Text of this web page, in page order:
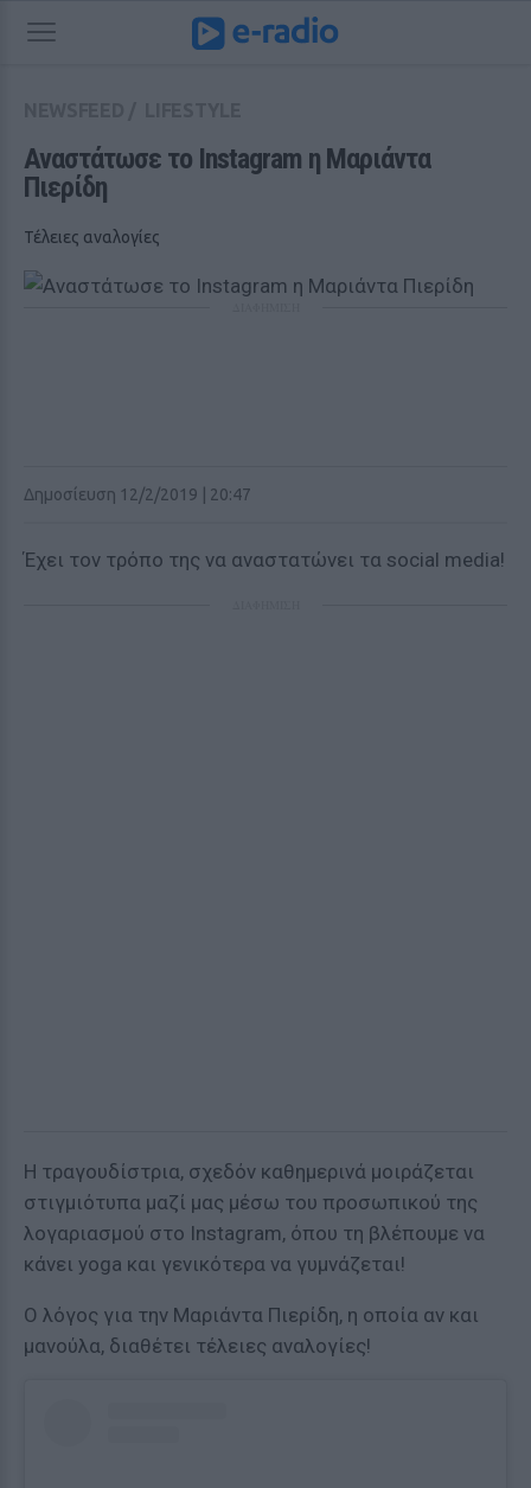
Αναστάτωσε το Instagram η Μαριάντα
Πιερίδη
Τέλειες αναλογίες
Δημοσίευση 12/2/2019 | 20:47
Έχει τον τρόπο της να αναστατώνει τα social media!
Η τραγουδίστρια, σχεδόν καθημερινά μοιράζεται
στιγμιότυπα μαζί μας μέσω του προσωπικού της
λογαριασμού στο Instagram, όπου τη βλέπουμε να
κάνει yoga και γενικότερα να γυμνάζεται!
Ο λόγος για την Μαριάντα Πιερίδη, η οποία αν και
μανούλα, διαθέτει τέλειες αναλογίες!